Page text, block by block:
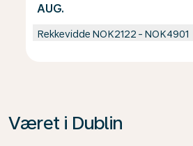
AUG.
Rekkevidde NOK2122 - NOK4901
Været i Dublin